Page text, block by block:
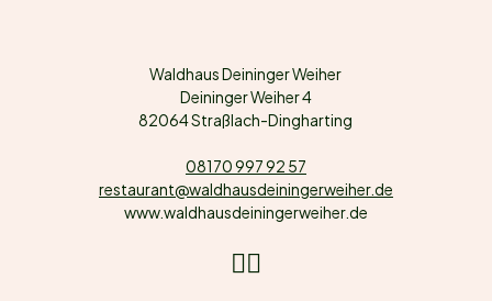
Waldhaus Deininger Weiher
Deininger Weiher 4
82064 Straßlach-Dingharting
08170 997 92 57
restaurant@waldhausdeiningerweiher.de
www.waldhausdeiningerweiher.de
Instagram
Facebook